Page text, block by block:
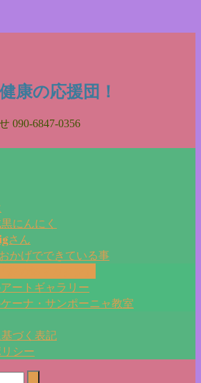
康の応援団！
090-6847-0356
にんにく
さん
かげでできている事
ートギャラリー
ーナ・サンポーニャ教室
づく表記
シー